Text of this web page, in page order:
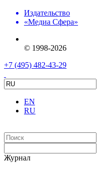
Издательство
«Медиа Сфера»
© 1998-2026
+7 (495) 482-43-29
EN
RU
Журнал